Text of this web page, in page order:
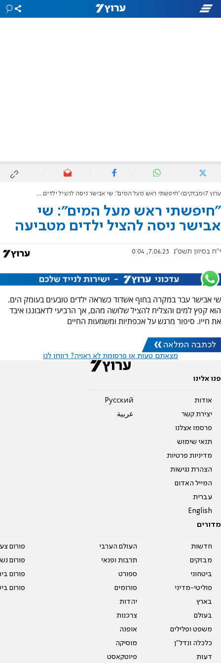
ערוץ 7 מבזקים ״חיפשתי ראש מעל המים": שי אבישר ניסה להציל ילדים מטביעה
״חיפשתי ראש מעל המים": שי
אבישר ניסה להציל ילדים מטביעה
י"ח בסיוון תשפ"ג 7.06.23, 0:04
שי אבישר עבר במקרה בחוף אשדוד כשראה ילדים טובעים בעומק הים.
הוא קפץ למים והצליח להציל שלושה מהם, אך הרביעי לדאבוננו איבד
את חייו. סיפור מרגש על אכפתיות ומשמעות החיים
לכתבה המלאה
מצאתם טעות או פרסומת לא ראויה? דווחו לנו
פנו אלינו
אודות
יצירת קשר
פרסמו אצלנו
תנאי שימוש
מדיניות פרטיות
הצהרת נגישות
המייל האדום
עברית
English
Pусский
عربية
מדורים
חדשות
מבזקים
ביטחוני
פוליטי-מדיני
בארץ
בעולם
משפט ופלילים
כלכלה ונדל"ן
דעות
העולם הערבי
תרבות ופנאי
ספורט
פורומים
יהדות
צרכנות
אופנה
מוסיקה
פיוטקאסט
פורום
פורום
פורום
פורום